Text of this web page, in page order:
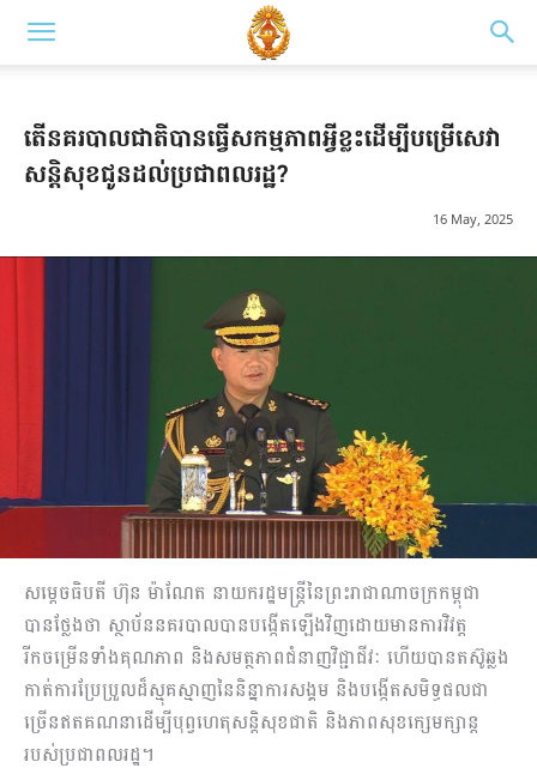
តើនគរបាលជាតិបានធ្វើសកម្មភាពអ្វីខ្លះដើម្បីបម្រើសេវា
សន្តិសុខជូនដល់ប្រជាពលរដ្ឋ?
16 May, 2025
សម្តេចធិបតី ហ៊ុន ម៉ាណែត នាយករដ្ឋមន្រ្តីនៃព្រះរាជាណាចក្រកម្ពុជា
បានថ្លែងថា ស្ថាប័ននគរបាលបានបង្កើតឡើងវិញដោយមានការវិវត្ត
រីកចម្រើនទាំងគុណភាព និងសមត្ថភាពជំនាញវិជ្ជាជីវៈ ហើយបានតស៊ូឆ្លង
កាត់ការប្រែប្រួលដ៏ស្មុគស្មាញនៃនិន្នាការសង្គម និងបង្កើតសមិទ្ធផលជា
ច្រើនឥតគណនាដើម្បីបុព្វហេតុសន្តិសុខជាតិ និងភាពសុខក្សេមក្សាន្ត
របស់ប្រជាពលរដ្ឋ។